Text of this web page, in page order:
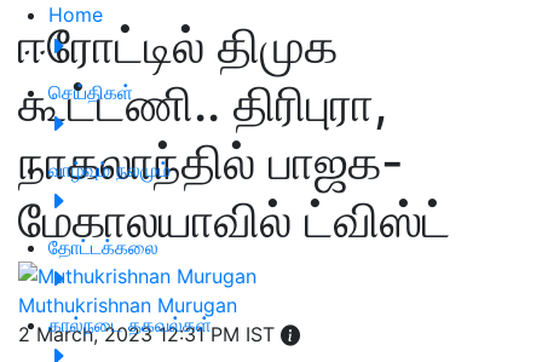
Home
செய்திகள்
வாழ்வும் நலமும்
தோட்டக்கலை
கால்நடை தகவல்கள்
ஈரோட்டில் திமுக
கூட்டணி.. திரிபுரா,
நாகலாந்தில் பாஜக-
மேகாலயாவில் ட்விஸ்ட்
Muthukrishnan Murugan
2 March, 2023 12:31 PM IST